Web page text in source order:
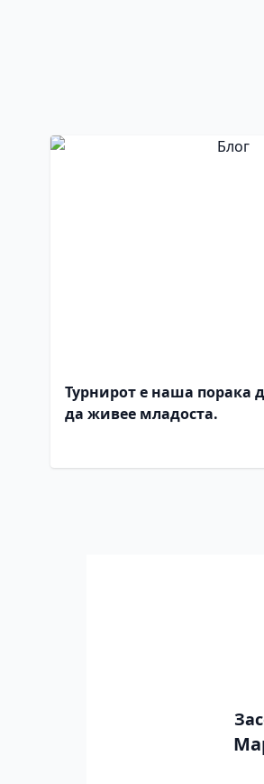
Турнирот е наша порака
да живее младоста.